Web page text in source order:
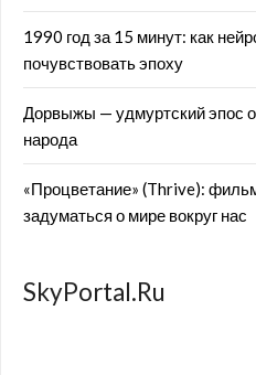
1990 год за 15 минут: как
почувствовать эпоху
Дорвыжы — удмуртский эпос
народа
«Процветание» (Thrive):
задуматься о мире вокруг нас
SkyPortal.Ru